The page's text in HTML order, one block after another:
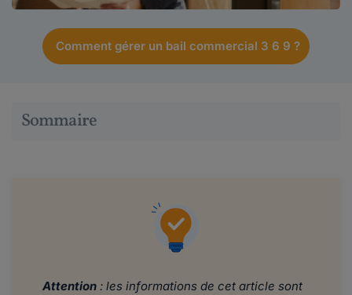
Comment gérer un bail commercial 3 6 9 ?
Sommaire
Attention : les informations de cet article sont